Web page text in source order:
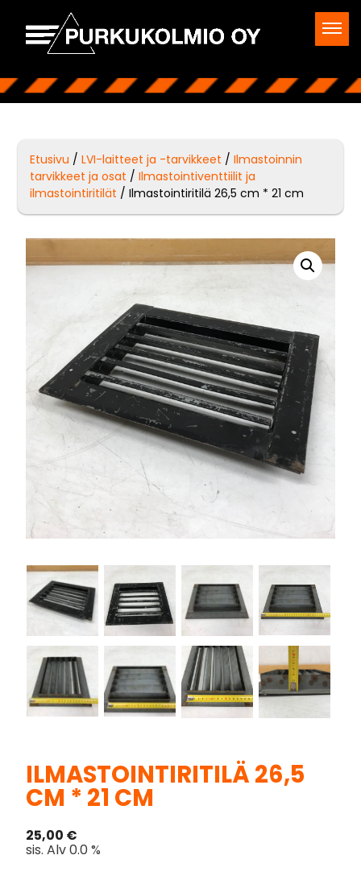
Etusivu /LVI-laitteet ja -tarvikkeet /Ilmastoinnin
tarvikkeet ja osat /Ilmastointiventtiilit ja
ilmastointiritilät / Ilmastointiritilä 26,5 cm * 21 cm
ILMASTOINTIRITILÄ 26,5
CM * 21 CM
25,00 €
sis. Alv 0.0 %